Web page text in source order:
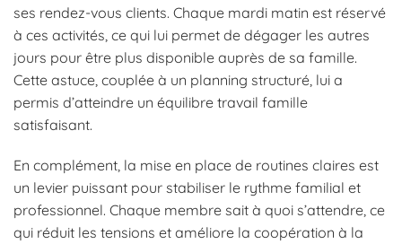
ses rendez-vous clients. Chaque mardi matin est réservé
à ces activités, ce qui lui permet de dégager les autres
jours pour être plus disponible auprès de sa famille.
Cette astuce, couplée à un planning structuré, lui a
permis d’atteindre un équilibre travail famille
satisfaisant.
En complément, la mise en place de routines claires est
un levier puissant pour stabiliser le rythme familial et
professionnel. Chaque membre sait à quoi s’attendre, ce
qui réduit les tensions et améliore la coopération à la